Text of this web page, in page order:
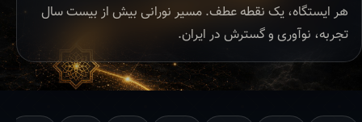
هر ایستگاه، یک نقطه عطف. مسیر نورانی بیش از بیست سال
تجربه، نوآوری و گسترش در ایران.